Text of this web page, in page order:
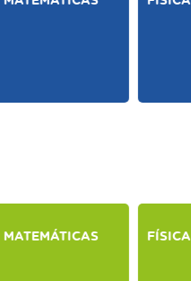
MATEMÁTICAS FÍSICA